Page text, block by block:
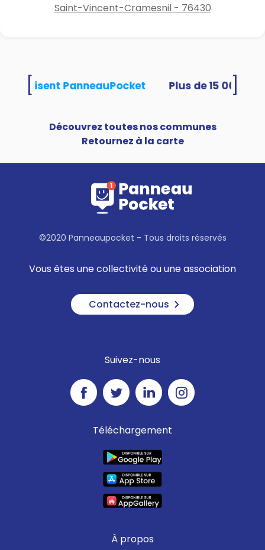
Saint-Vincent-Cramesnil - 76430
utilisent PanneauPocket
Découvrez toutes nos communes
Retournez à la carte
©2020 Panneaupocket - Tous droits réservés
Vous êtes une collectivité ou une association
Contactez-nous
Suivez-nous
Téléchargement
À propos